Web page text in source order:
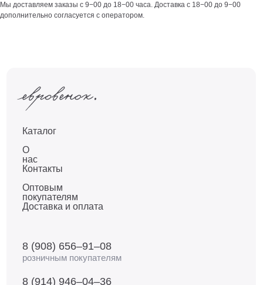
Мы доставляем заказы с 9−00 до 18−00 часа. Доставка с 18−00 до 9−00
дополнительно согласуется с оператором.
Каталог
О
нас
Контакты
Оптовым
покупателям
Доставка и оплата
8 (908) 656–91–08
розничным покупателям
8 (914) 946–04–36